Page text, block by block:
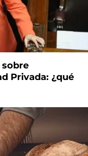
sobre
Privada: ¿qué